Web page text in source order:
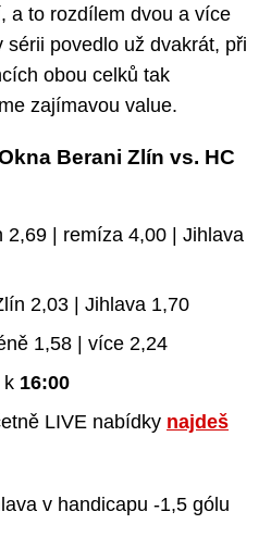
a to rozdílem dvou a více
sérii povedlo už dvakrát, při
obou celků tak
zajímavou value.
Berani Zlín vs. HC
2,69 | remíza 4,00 | Jihlava
2,03 | Jihlava 1,70
1,58 | více 2,24
k 16:00
LIVE nabídky najdeš
v handicapu -1,5 gólu